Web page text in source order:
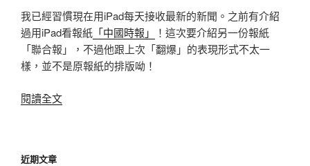
我已經習慣現在用iPad每天接收最新的新聞。之前有介紹
過用iPad看報紙 「中國時報」
！這次要介紹另一份報紙
「聯合報」，不過他跟上次「翻爆」的表現形式不太一
樣，並不是原報紙的排版呦！
閱讀全文〈iPad
近期文章